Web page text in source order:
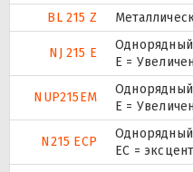
BL 215 Z
NJ 215 E
Е =
NUP215EM
E =
N215 ECP
ЕС =